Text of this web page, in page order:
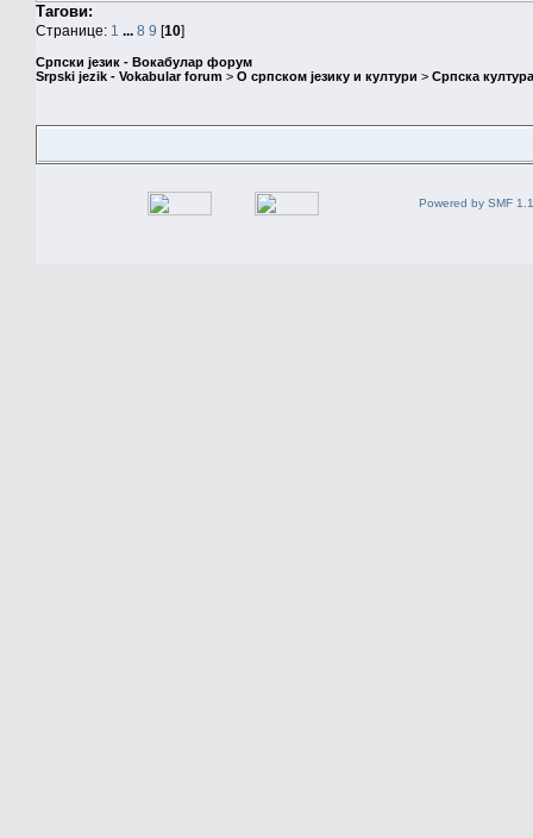
Тагови:
Странице: 1 ... 8 9 [10]
Српски језик - Вокабулар форум
Srpski jezik - Vokabular forum > О српском језику и култури > Српска
Powered by SMF